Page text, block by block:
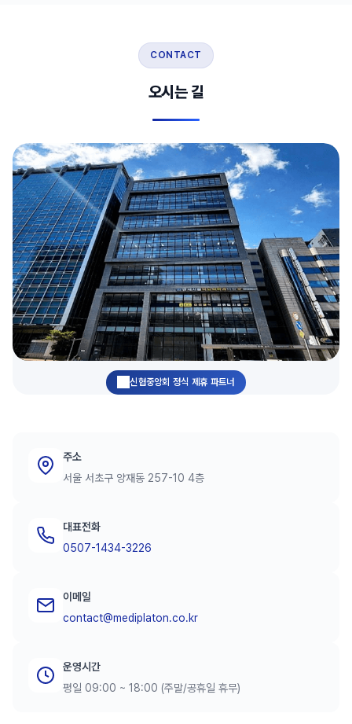
CONTACT
오시는 길
신협중앙회 정식 제휴 파트너
주소
서울 서초구 양재동 257-10 4층
대표전화
0507-1434-3226
이메일
contact@mediplaton.co.kr
운영시간
평일 09:00 ~ 18:00 (주말/공휴일 휴무)